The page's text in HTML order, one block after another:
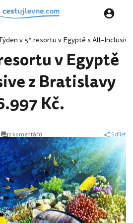
v 5* resortu v Egyptě s
v Egyptě
z Bratislavy
Kč.
7 komentářů Sdílet